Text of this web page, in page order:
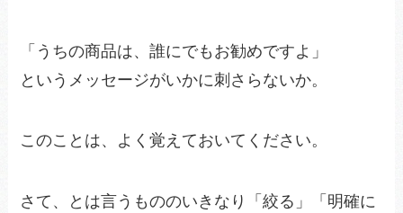
「うちの商品は、誰にでもお勧めですよ」
というメッセージがいかに刺さらないか。
このことは、よく覚えておいてください。
さて、とは言うもののいきなり「絞る」「明確に